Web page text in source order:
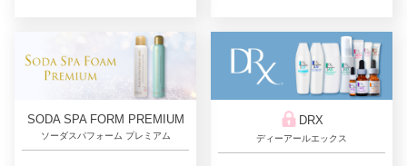
SODA SPA FORM PREMIUM
ソーダスパフォーム プレミアム
DRX
ディーアールエックス